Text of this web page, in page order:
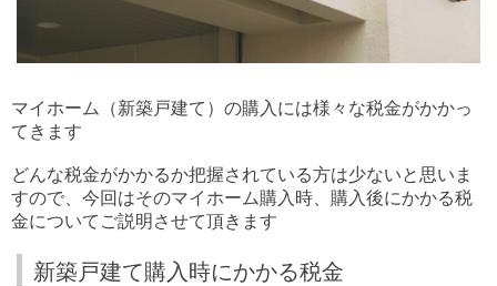
マイホーム（新築戸建て）の購入には様々な税金がかかっ
てきます
どんな税金がかかるか把握されている方は少ないと思いま
すので、今回はそのマイホーム購入時、購入後にかかる税
金についてご説明させて頂きます
新築戸建て購入時にかかる税金